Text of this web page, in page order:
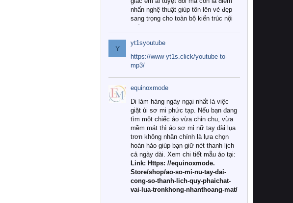
nhấn nghệ thuật giúp tôn lên vẻ đẹp
sang trọng cho toàn bộ kiến trúc nội
Tuy nhiên, giữa thị trường đa dạng
với vô vàn thương hiệu và mẫu mã
như hiện nay, làm thế nào để chọn
được những bộ chăn ga gối đệm cao
cấp thực sự chất lượng, phù hợp với
khí hậu và nhu cầu sử dụng của gia
đình? Hãy cùng chúng tôi đi tìm lời
giải đáp chi tiết qua bài viết dưới đây.
1. Tại sao các gia đình hiện đại lại ưa
chuộng chăn ga gối đệm cao cấp?
Khác với các dòng sản phẩm thông
thường, những bộ chăn ga gối đệm
cao cấp trải qua quy trình sản xuất
nghiêm ngặt từ khâu chọn lọc nguyên
liệu tự nhiên đến công nghệ dệt
nhuộm hiện đại không chứa hóa chất
Y
yt1syoutube
https://www-yt1s.click/youtube-to-
mp3/
equinoxmode
Đi làm hàng ngày ngại nhất là việc
giặt ủi sơ mi phức tạp. Nếu bạn đang
tìm một chiếc áo vừa chỉn chu, vừa
mềm mát thì áo sơ mi nữ tay dài lụa
trơn không nhăn chính là lựa chọn
hoàn hảo giúp bạn giữ nét thanh lịch
cả ngày dài. Xem chi tiết mẫu áo tại:
Link: Https: //equinoxmode.
Store/shop/ao-so-mi-nu-tay-dai-
cong-so-thanh-lich-quy-phaichat-
vai-lua-tronkhong-nhanthoang-mat/